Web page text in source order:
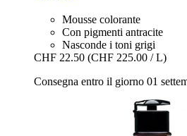
Mousse colorante
Con pigmenti antracite
Nasconde i toni grigi
CHF 22.50 (CHF 225.00 / L)
Consegna entro il giorno 01